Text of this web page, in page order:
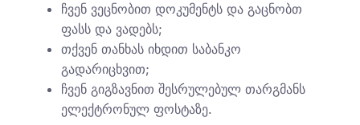
ჩვენ ვეცნობით დოკუმენტს და გაცნობთ
ფასს და ვადებს;
თქვენ თანხას იხდით საბანკო
გადარიცხვით;
ჩვენ გიგზავნით შესრულებულ თარგმანს
ელექტრონულ ფოსტაზე.